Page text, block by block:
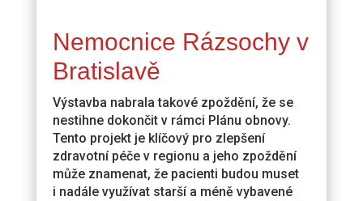
Nemocnice Rázsochy v
Bratislavě
Výstavba nabrala takové zpoždění, že se
nestihne dokončit v rámci Plánu obnovy.
Tento projekt je klíčový pro zlepšení
zdravotní péče v regionu a jeho zpoždění
může znamenat, že pacienti budou muset
i nadále využívat starší a méně vybavené